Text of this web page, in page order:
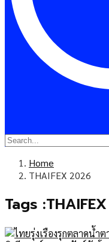
Home
THAIFEX 2026
Tags